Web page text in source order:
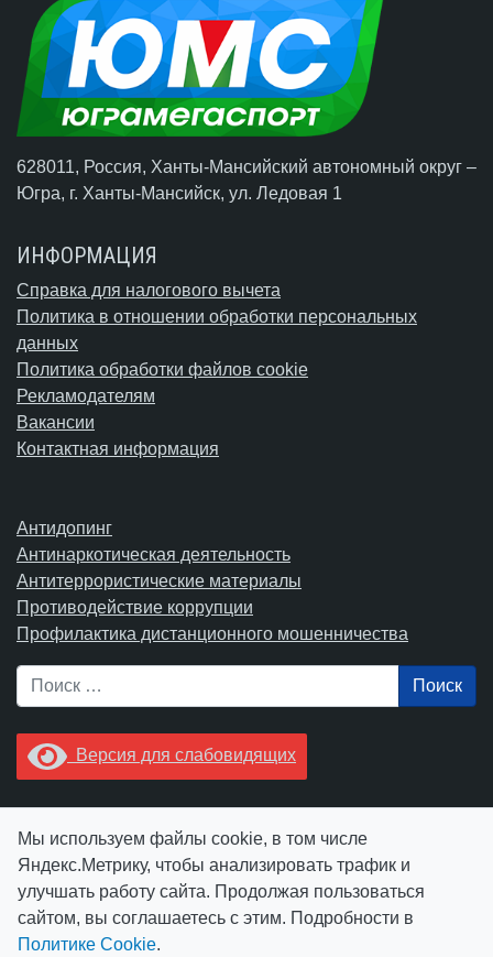
628011, Россия, Ханты-Мансийский автономный округ –
Югра, г. Ханты-Мансийск, ул. Ледовая 1
ИНФОРМАЦИЯ
Справка для налогового вычета
Политика в отношении обработки персональных
данных
Политика обработки файлов cookie
Рекламодателям
Вакансии
Контактная информация
Антидопинг
Антинаркотическая деятельность
Антитеррористические материалы
Противодействие коррупции
Профилактика дистанционного мошенничества
Поиск
Версия для слабовидящих
Ctrl+Enter.
Мы используем файлы cookie, в том числе
Яндекс.Метрику, чтобы анализировать трафик и
улучшать работу сайта. Продолжая пользоваться
сайтом, вы соглашаетесь с этим. Подробности в
Политике Cookie.